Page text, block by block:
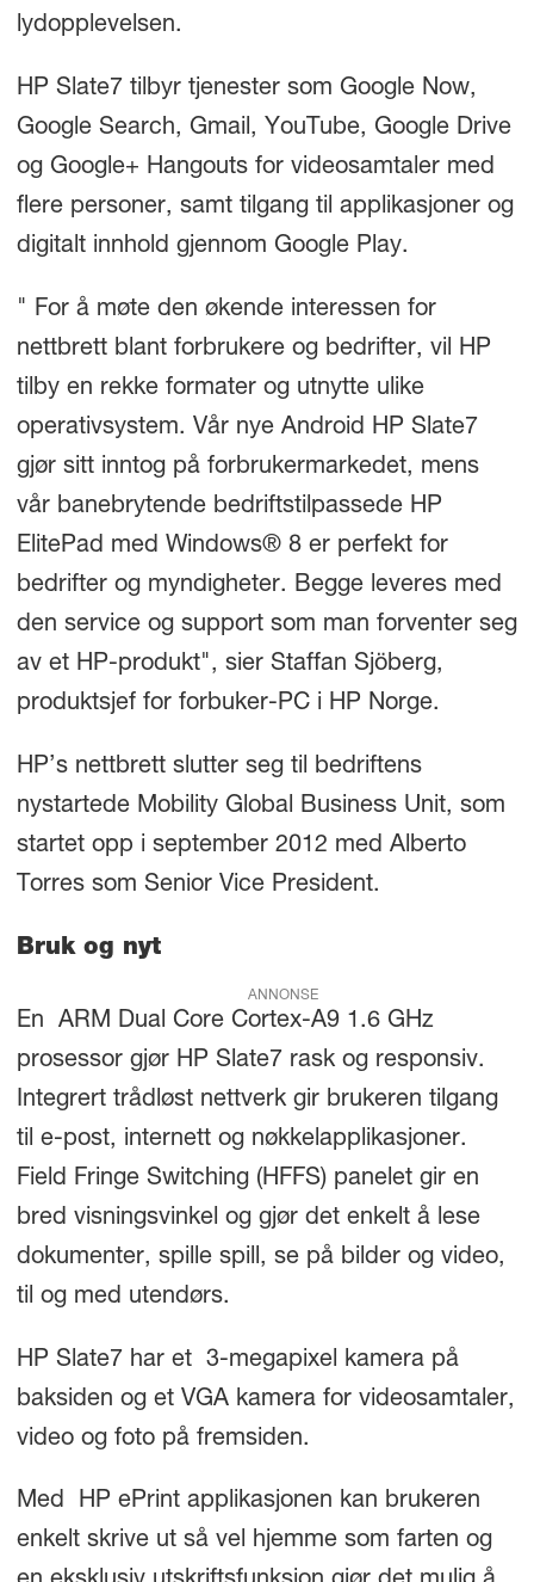
lydopplevelsen.
HP Slate7 tilbyr tjenester som Google Now,
Google Search, Gmail, YouTube, Google Drive
og Google+ Hangouts for videosamtaler med
flere personer, samt tilgang til applikasjoner og
digitalt innhold gjennom Google Play.
" For å møte den økende interessen for
nettbrett blant forbrukere og bedrifter, vil HP
tilby en rekke formater og utnytte ulike
operativsystem. Vår nye Android HP Slate7
gjør sitt inntog på forbrukermarkedet, mens
vår banebrytende bedriftstilpassede HP
ElitePad med Windows® 8 er perfekt for
bedrifter og myndigheter. Begge leveres med
den service og support som man forventer seg
av et HP-produkt", sier Staffan Sjöberg,
produktsjef for forbuker-PC i HP Norge.
HP’s nettbrett slutter seg til bedriftens
nystartede Mobility Global Business Unit, som
startet opp i september 2012 med Alberto
Torres som Senior Vice President.
Bruk og nyt
ANNONSE
En ARM Dual Core Cortex-A9 1.6 GHz
prosessor gjør HP Slate7 rask og responsiv.
Integrert trådløst nettverk gir brukeren tilgang
til e-post, internett og nøkkelapplikasjoner.
Field Fringe Switching (HFFS) panelet gir en
bred visningsvinkel og gjør det enkelt å lese
dokumenter, spille spill, se på bilder og video,
til og med utendørs.
HP Slate7 har et 3-megapixel kamera på
baksiden og et VGA kamera for videosamtaler,
video og foto på fremsiden.
Med HP ePrint applikasjonen kan brukeren
enkelt skrive ut så vel hjemme som farten og